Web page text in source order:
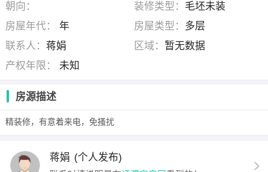
朝向：
装修类型： 毛坯未装
房屋年代：
年 房屋类型： 多层
联系人：蒋娟 区域： 暂无数据
产权年限：
未知
房源描述
精装修，有意着来电，免搔扰
蒋娟 (个人发布)